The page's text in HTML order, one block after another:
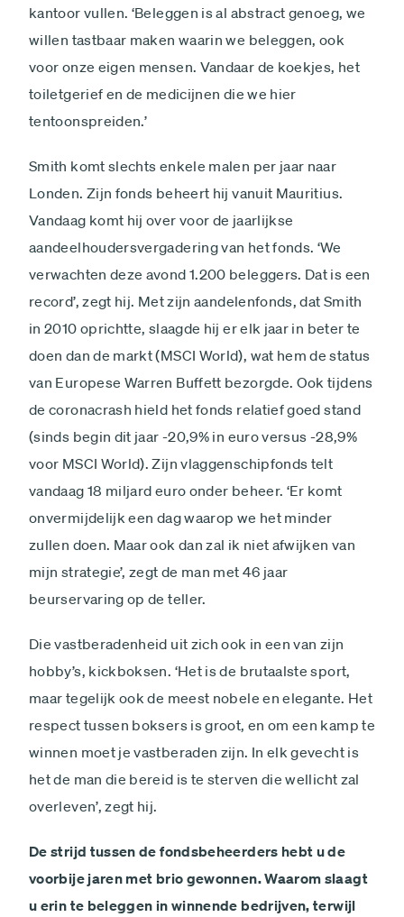
kantoor vullen. ‘Beleggen is al abstract genoeg, we
willen tastbaar maken waarin we beleggen, ook
voor onze eigen mensen. Vandaar de koekjes, het
toiletgerief en de medicijnen die we hier
tentoonspreiden.’
Smith komt slechts enkele malen per jaar naar
Londen. Zijn fonds beheert hij vanuit Mauritius.
Vandaag komt hij over voor de jaarlijkse
aandeelhoudersvergadering van het fonds. ‘We
verwachten deze avond 1.200 beleggers. Dat is een
record’, zegt hij. Met zijn aandelenfonds, dat Smith
in 2010 oprichtte, slaagde hij er elk jaar in beter te
doen dan de markt (MSCI World), wat hem de status
van Europese Warren Buffett bezorgde. Ook tijdens
de coronacrash hield het fonds relatief goed stand
(sinds begin dit jaar -20,9% in euro versus -28,9%
voor MSCI World). Zijn vlaggenschipfonds telt
vandaag 18 miljard euro onder beheer. ‘Er komt
onvermijdelijk een dag waarop we het minder
zullen doen. Maar ook dan zal ik niet afwijken van
mijn strategie’, zegt de man met 46 jaar
beurservaring op de teller.
Die vastberadenheid uit zich ook in een van zijn
hobby’s, kickboksen. ‘Het is de brutaalste sport,
maar tegelijk ook de meest nobele en elegante. Het
respect tussen boksers is groot, en om een kamp te
winnen moet je vastberaden zijn. In elk gevecht is
het de man die bereid is te sterven die wellicht zal
overleven’, zegt hij.
De strijd tussen de fondsbeheerders hebt u de
voorbije jaren met brio gewonnen. Waarom slaagt
u erin te beleggen in winnende bedrijven, terwijl